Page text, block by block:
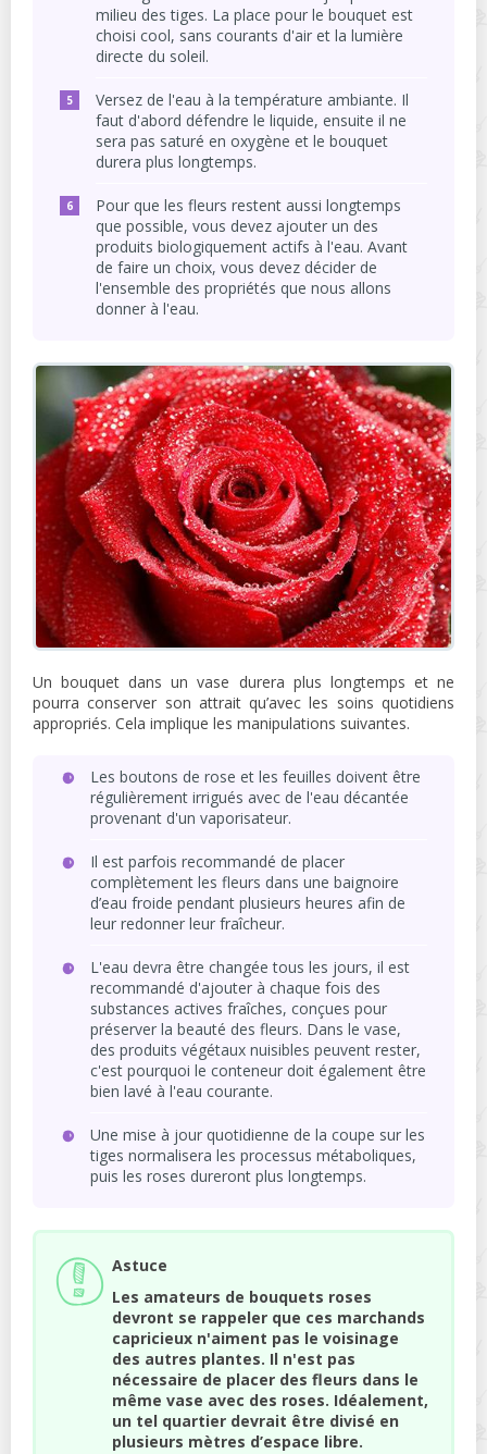
milieu des tiges. La place pour le bouquet est
choisi cool, sans courants d'air et la lumière
directe du soleil.
Versez de l'eau à la température ambiante. Il
faut d'abord défendre le liquide, ensuite il ne
sera pas saturé en oxygène et le bouquet
durera plus longtemps.
Pour que les fleurs restent aussi longtemps
que possible, vous devez ajouter un des
produits biologiquement actifs à l'eau. Avant
de faire un choix, vous devez décider de
l'ensemble des propriétés que nous allons
donner à l'eau.
Un bouquet dans un vase durera plus longtemps et ne
pourra conserver son attrait qu’avec les soins quotidiens
appropriés. Cela implique les manipulations suivantes.
Les boutons de rose et les feuilles doivent être
régulièrement irrigués avec de l'eau décantée
provenant d'un vaporisateur.
Il est parfois recommandé de placer
complètement les fleurs dans une baignoire
d’eau froide pendant plusieurs heures afin de
leur redonner leur fraîcheur.
L'eau devra être changée tous les jours, il est
recommandé d'ajouter à chaque fois des
substances actives fraîches, conçues pour
préserver la beauté des fleurs. Dans le vase,
des produits végétaux nuisibles peuvent rester,
c'est pourquoi le conteneur doit également être
bien lavé à l'eau courante.
Une mise à jour quotidienne de la coupe sur les
tiges normalisera les processus métaboliques,
puis les roses dureront plus longtemps.
Astuce
Les amateurs de bouquets roses
devront se rappeler que ces marchands
capricieux n'aiment pas le voisinage
des autres plantes. Il n'est pas
nécessaire de placer des fleurs dans le
même vase avec des roses. Idéalement,
un tel quartier devrait être divisé en
plusieurs mètres d’espace libre.